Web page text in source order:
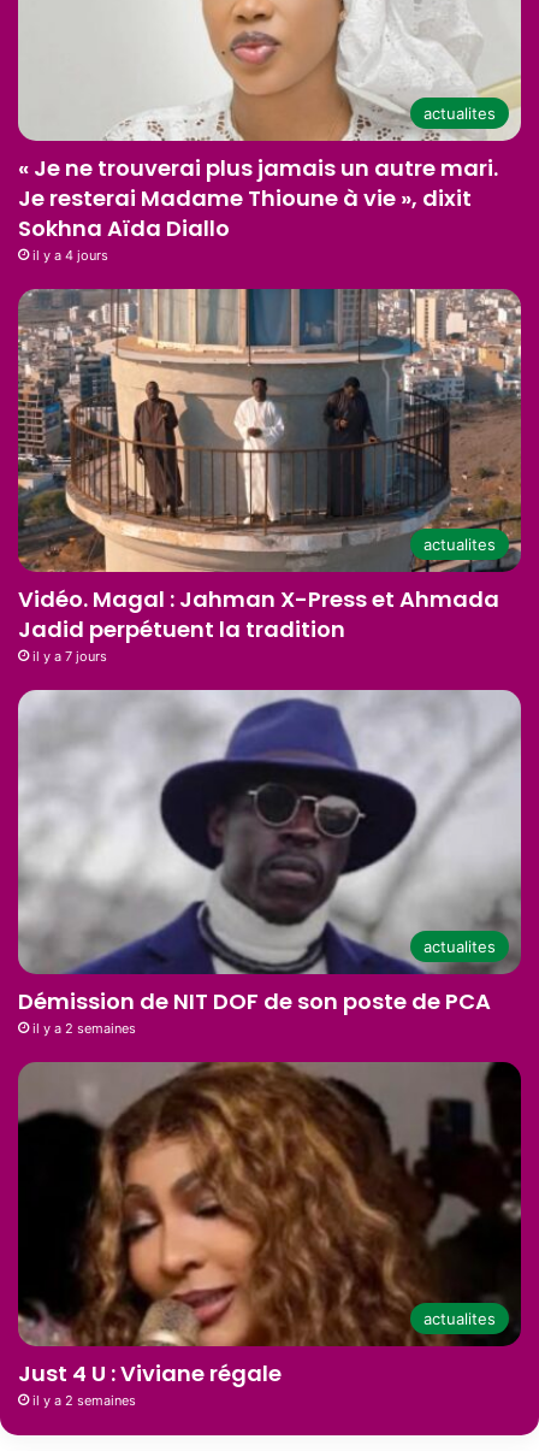
actualites
« Je ne trouverai plus jamais un autre mari.
Je resterai Madame Thioune à vie », dixit
Sokhna Aïda Diallo
il y a 4 jours
actualites
Vidéo. Magal : Jahman X-Press et Ahmada
Jadid perpétuent la tradition
il y a 7 jours
actualites
Démission de NIT DOF de son poste de PCA
il y a 2 semaines
actualites
Just 4 U : Viviane régale
il y a 2 semaines